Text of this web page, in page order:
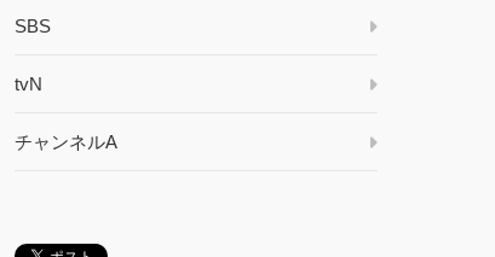
SBS
tvN
チャンネルA